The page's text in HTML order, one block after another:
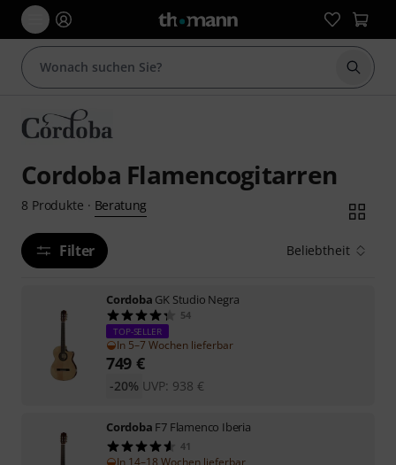
Suche
Cordoba Flamencogitarren
8 Produkte · Beratung
Filter Beliebtheit
Cordoba GK Studio Negra
54
TOP-SELLER
In 5–7 Wochen lieferbar
749 €
UVP: 938 €
-20%
Cordoba F7 Flamenco Iberia
41
In 14–18 Wochen lieferbar